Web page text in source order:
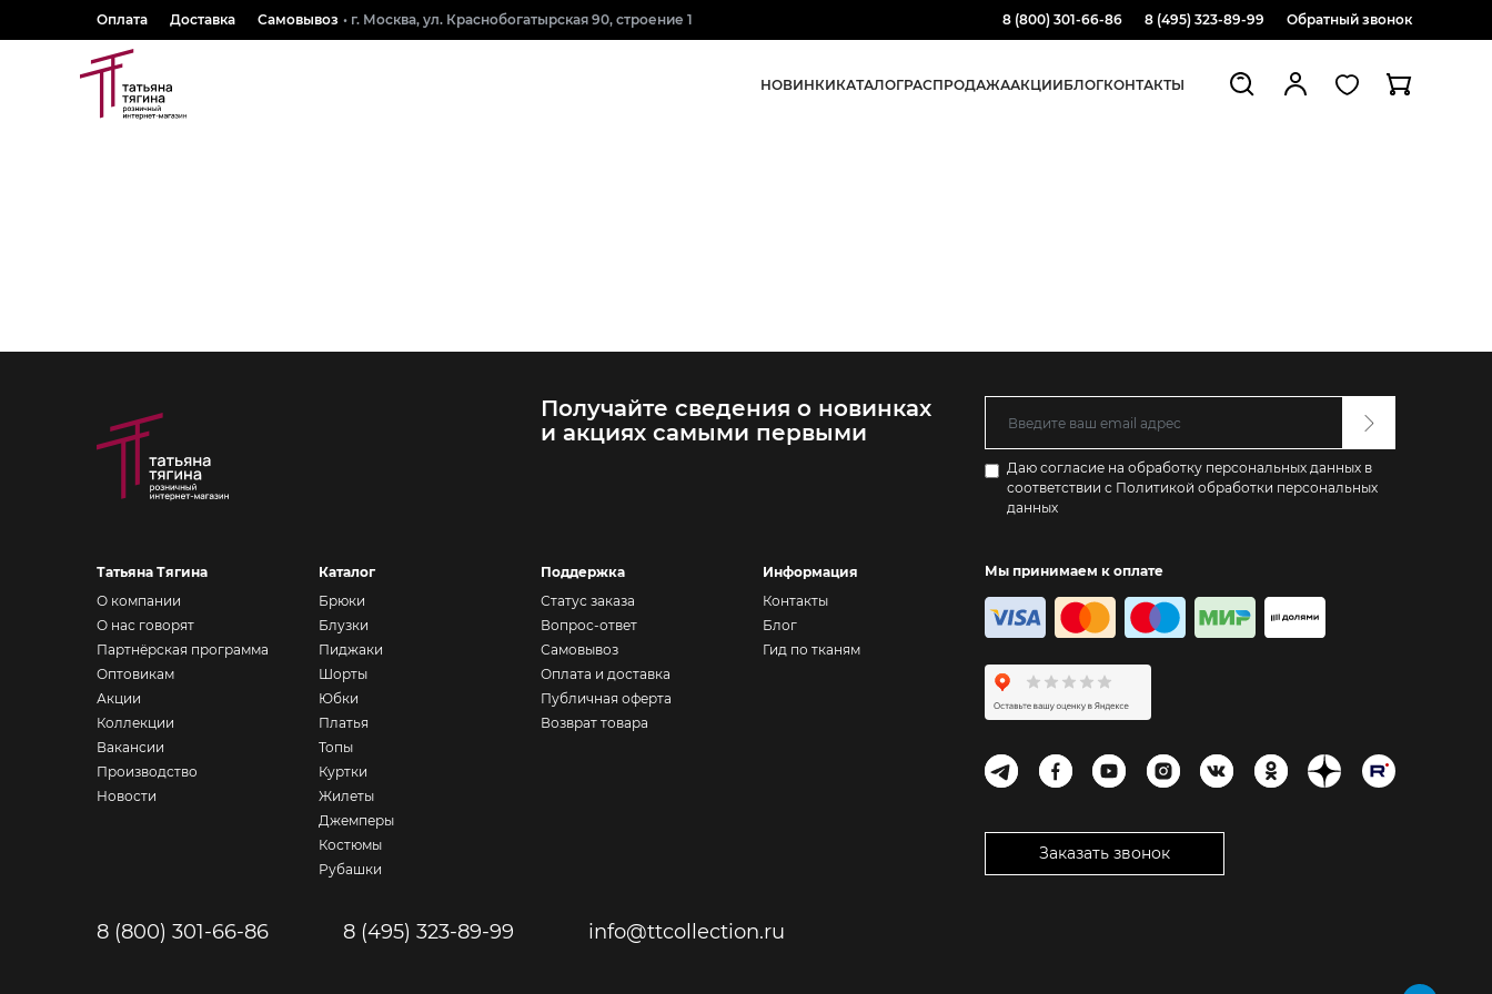
Оплата Доставка Самовывоз • г. Москва, ул. Краснобогатырская 90, строение 1 8 (800) 301-66-86 8 (495) 323-89-99 Обратный звонок
НОВИНКИКАТАЛОГРАСПРОДАЖААКЦИИБЛОГКОНТАКТЫ
Получайте сведения о новинках
и акциях самыми первыми
Даю согласие на обработку персональных данных в
соответствии с Политикой обработки персональных
данных
Татьяна Тягина
О компании
О нас говорят
Партнёрская программа
Оптовикам
Акции
Коллекции
Вакансии
Производство
Новости
Каталог
Брюки
Блузки
Пиджаки
Шорты
Юбки
Платья
Топы
Куртки
Жилеты
Джемперы
Костюмы
Рубашки
Поддержка
Статус заказа
Вопрос-ответ
Самовывоз
Оплата и доставка
Публичная оферта
Возврат товара
Информация
Контакты
Блог
Гид по тканям
Мы принимаем к оплате
Заказать звонок
8 (800) 301-66-86 8 (495) 323-89-99 info@ttcollection.ru